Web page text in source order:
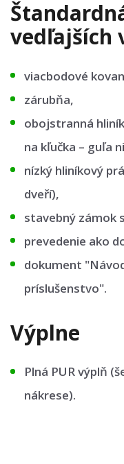
vedľajších
viacbodové
zárubňa,
obojstranná
na kľučka – guľa
nízký hliníkový
dveří),
stavebný zámok
prevedenie ako
dokument
príslušenstvo".
Výplne
Plná PUR výplň
nákrese).